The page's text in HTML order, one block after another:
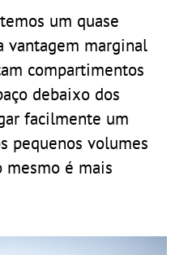
um quase
vantagem marginal
compartimentos
debaixo dos
facilmente um
pequenos volumes
mesmo é mais